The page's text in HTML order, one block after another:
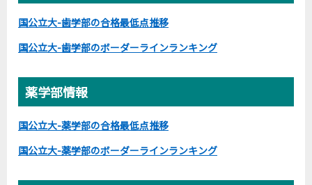
国公立大-歯学部の合格最低点推移
国公立大-歯学部のボーダーラインランキング
薬学部情報
国公立大-薬学部の合格最低点推移
国公立大-薬学部のボーダーラインランキング